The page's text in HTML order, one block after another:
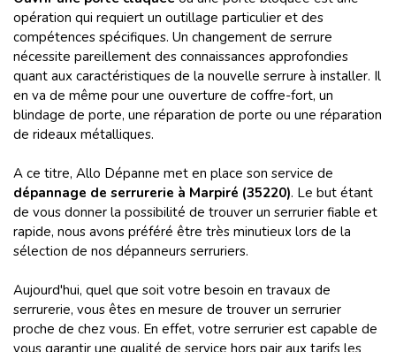
opération qui requiert un outillage particulier et des
compétences spécifiques. Un changement de serrure
nécessite pareillement des connaissances approfondies
quant aux caractéristiques de la nouvelle serrure à installer. Il
en va de même pour une ouverture de coffre-fort, un
blindage de porte, une réparation de porte ou une réparation
de rideaux métalliques.
A ce titre, Allo Dépanne met en place son service de
dépannage de serrurerie à Marpiré (35220). Le but étant
de vous donner la possibilité de trouver un serrurier fiable et
rapide, nous avons préféré être très minutieux lors de la
sélection de nos dépanneurs serruriers.
Aujourd'hui, quel que soit votre besoin en travaux de
serrurerie, vous êtes en mesure de trouver un serrurier
proche de chez vous. En effet, votre serrurier est capable de
vous garantir une qualité de service hors pair aux tarifs les